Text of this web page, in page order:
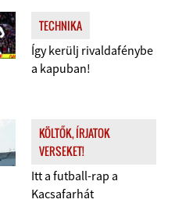
TECHNIKA
Így kerülj rivaldafénybe
a kapuban!
KÖLTŐK, ÍRJATOK
VERSEKET!
Itt a futball-rap a
Kacsafarhát